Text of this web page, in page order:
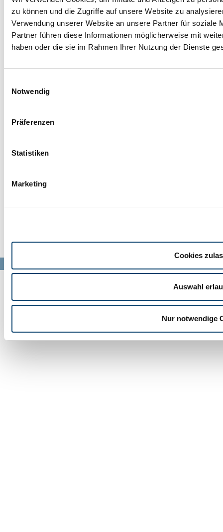
zu können und die Zugriffe auf unsere Website zu
Verwendung unserer Website an unsere Partner für soziale
Partner führen diese Informationen möglicherweise mit
haben oder die sie im Rahmen Ihrer Nutzung der Dienste
Notwendig
Präferenzen
Statistiken
Marketing
Cookies
Auswahl
Nur notwendige
St.-Vitus-Strasse 33
86672 Thierhaupten-Neukirchen
Deutschland
Telefon +049 (0)82765843-0
DATENSCHUTZ
STELLENANGEBOTE
© Barl Maschinenbau GmbH 2024